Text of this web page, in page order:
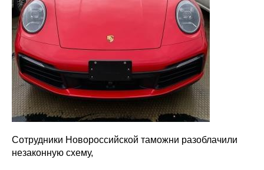
Сотрудники Новороссийской таможни разоблачили
незаконную схему,